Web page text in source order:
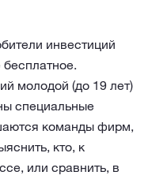
инвестиций
бесплатное.
молодой (до 19 лет)
специальные
команды фирм,
кто, к
или сравнить, в